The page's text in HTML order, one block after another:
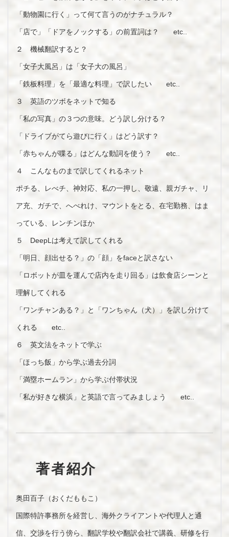
「動物園に行く」って何て言うのがナチュラル？
「店で」「ドアをノックする」の前置詞は？ etc..
２ 機械翻訳すると？
「女子大風呂」は「女子大の風呂」
「鉄板料理」を「最適な料理」で訳したい etc..
３ 英語のツボをネットで知る
「私の写真」の３つの意味。どう訳し分ける？
「ドライブがてら遊びに行く」はどう訳す？
「赤ちゃんが喋る」はどんな動詞を使う？ etc..
４ こんなものまで訳してくれるネット
ポチる、レべチ、神対応、私の一押し、敬遠、親ガチャ、リ
ア充、ガチで、へべれけ、マウントをとる、在宅勤務、はま
っている、レンチンほか
５ DeepLは考えて訳してくれる
「明日、顔出せる？」の「顔」をfaceと訳さない
「ロボットが皿を運んで店内を走り回る」は飲食店シーンと
理解してくれる
「ワンチャンある？」と「ワンちゃん（犬）」を訳し分けて
くれる etc..
６ 英文法をネットで学ぶ
「ほっち飯」から学ぶ過去分詞
「満塁ホームラン」から学ぶ付帯状況
「私が好きな横浜」と英語で言ってみましょう etc..
著者紹介
奥田百子（おくだももこ）
国際特許事務所を経営し、海外クライアントや代理人と通
信、交渉を行う傍ら、翻訳学校や翻訳会社で講義、研修を行